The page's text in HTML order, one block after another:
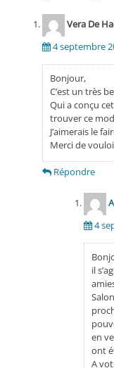
Vera De
4 septembre
Bonjour,
C’est un très
Qui a conçu
trouver ce
J’aimerais le
Merci de
Répondre
4
il
en
ont
A